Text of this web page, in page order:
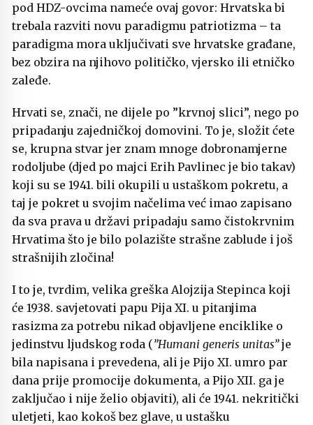
pod HDZ-ovcima nameće ovaj govor: Hrvatska bi
trebala razviti novu paradigmu patriotizma – ta
paradigma mora uključivati sve hrvatske građane,
bez obzira na njihovo političko, vjersko ili etničko
zaleđe.
Hrvati se, znači, ne dijele po ”krvnoj slici”, nego po
pripadanju zajedničkoj domovini. To je, složit ćete
se, krupna stvar jer znam mnoge dobronamjerne
rodoljube (djed po majci Erih Pavlinec je bio takav)
koji su se 1941. bili okupili u ustaškom pokretu, a
taj je pokret u svojim načelima već imao zapisano
da sva prava u državi pripadaju samo čistokrvnim
Hrvatima što je bilo polazište strašne zablude i još
strašnijih zločina!
I to je, tvrdim, velika greška Alojzija Stepinca koji
će 1938. savjetovati papu Pija XI. u pitanjima
rasizma za potrebu nikad objavljene enciklike o
jedinstvu ljudskog roda (”Humani generis unitas”je
bila napisana i prevedena, ali je Pijo XI. umro par
dana prije promocije dokumenta, a Pijo XII. ga je
zaključao i nije želio objaviti), ali će 1941. nekritički
uletjeti, kao kokoš bez glave, u ustašku